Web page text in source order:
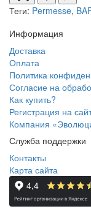
Теги: Permesse,
Информация
Доставка
Оплата
Политика
Согласие на
Как купить?
Регистрация на
Компания
Служба поддержки
Контакты
Карта сайта